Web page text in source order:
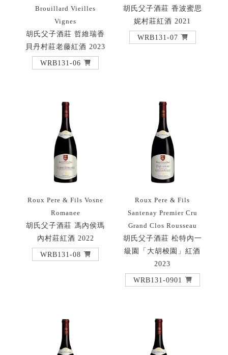
Brouillard Vieilles
Vignes
胡氏父子酒莊 哲維瑞香
貝丹村莊老藤紅酒 2023
WRB131-06
胡氏父子酒莊 香波蜜思
妮村莊紅酒 2021
WRB131-07
Roux Pere & Fils Vosne
Romanee
胡氏父子酒莊 馮內侯瑪
內村莊紅酒 2022
WRB131-08
Roux Pere & Fils
Santenay Premier Cru
Grand Clos Rousseau
胡氏父子酒莊 松特內一
級園「大胡梭園」紅酒
2023
WRB131-0901